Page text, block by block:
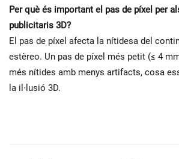
Per què és important el pas de píxel per
publicitaris 3D?
El pas de píxel afecta la nítidesa del
estèreo. Un pas de píxel més petit (≤ 4
més nítides amb menys artifacts, cosa
la il·lusió 3D.